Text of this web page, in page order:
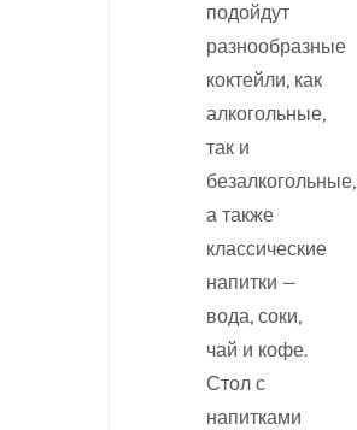
подойдут
разнообразные
коктейли, как
алкогольные,
так и
безалкогольные,
а также
классические
напитки —
вода, соки,
чай и кофе.
Стол с
напитками